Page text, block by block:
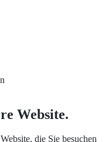
Website.
die Sie besuchen